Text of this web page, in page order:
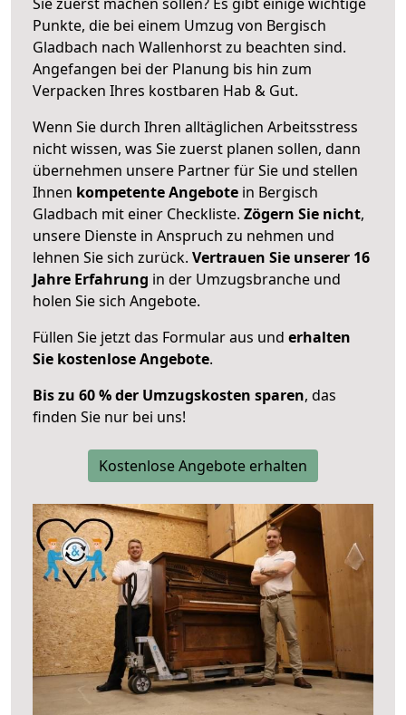
Punkte, die bei einem Umzug von Bergisch
Gladbach nach Wallenhorst zu beachten sind.
Angefangen bei der Planung bis hin zum
Verpacken Ihres kostbaren Hab & Gut.
Wenn Sie durch Ihren alltäglichen Arbeitsstress
nicht wissen, was Sie zuerst planen sollen, dann
übernehmen unsere Partner für Sie und stellen
Ihnen kompetente Angebote in Bergisch
Gladbach mit einer Checkliste. Zögern Sie nicht,
unsere Dienste in Anspruch zu nehmen und
lehnen Sie sich zurück. Vertrauen Sie unserer 16
Jahre Erfahrung in der Umzugsbranche und
holen Sie sich Angebote.
Füllen Sie jetzt das Formular aus und erhalten
Sie kostenlose Angebote.
Bis zu 60 % der Umzugskosten sparen, das
finden Sie nur bei uns!
Kostenlose Angebote erhalten